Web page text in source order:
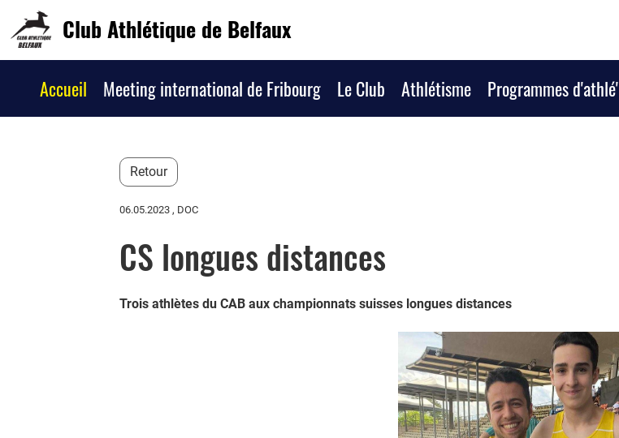
Club Athlétique de Belfaux
Accueil Meeting international de Fribourg Le Club Athlétisme Programmes d'athlé'
Retour
06.05.2023 , DOC
CS longues distances
Trois athlètes du CAB aux championnats suisses longues distances